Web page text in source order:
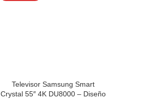
LEER MÁS
Televisor Samsung Smart
Crystal 55″ 4K DU8000 – Diseño